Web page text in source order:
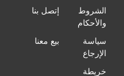
الشروط
والأحكام
إتصل بنا
سياسة
الإرجاع
بيع معنا
خريطة